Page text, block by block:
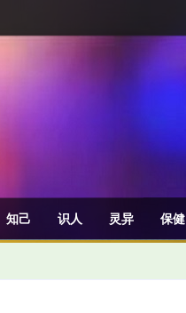
知己 识人 灵异 保健